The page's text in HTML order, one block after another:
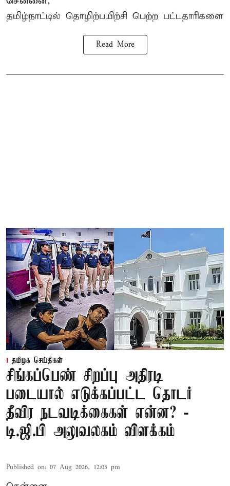
தமிழ்நாட்டில் தொழிற்பயிற்சி பெற்ற பட்டதாரிகளை
Read More
தமிழக செய்திகள்
சிங்கப்பெண் சிறப்பு அதிரடி
படையால் எடுக்கப்பட்ட தொடர்
தீவிர நடவடிக்கைகள் என்ன? -
டி.ஜி.பி அலுவலகம் விளக்கம்
Published on: 07 Aug 2026, 12:05 pm